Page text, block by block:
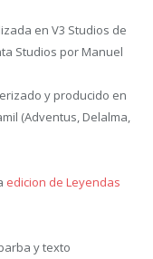
en V3 Studios de
Studios por Manuel
y producido en
(Adventus, Delalma,
edicion de Leyendas